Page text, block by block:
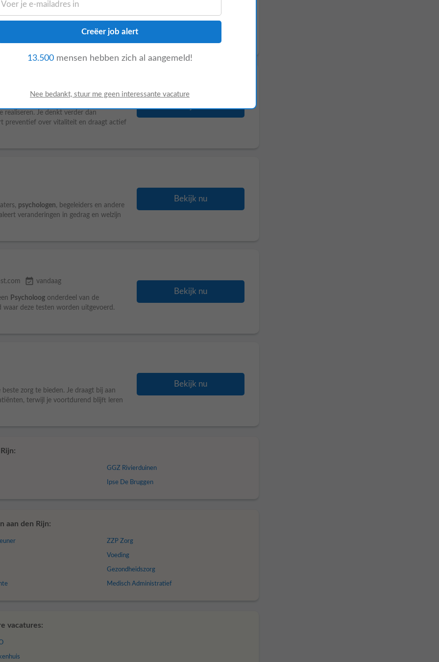
Samen met artsen,psychologenen
en persoonlijke aandacht hand in hand
Bekijk nu
realiseren. Je denkt verder dan
preventief over vitaliteit en draagt actief
psychologen, begeleiders en andere
veranderingen in gedrag en welzijn
Bekijk nu
event_available vandaag
Psycholoog onderdeel van de
deze testen worden uitgevoerd.
Bekijk nu
zorg te bieden. Je draagt bij aan
terwijl je voortdurend blijft leren
Bekijk nu
GGZ Rivierduinen
Ipse De Bruggen
aan den Rijn:
ZZP Zorg
Voeding
Gezondheidszorg
Medisch Administratief
vacatures:
13.500mensen hebben zich al aangemeld!